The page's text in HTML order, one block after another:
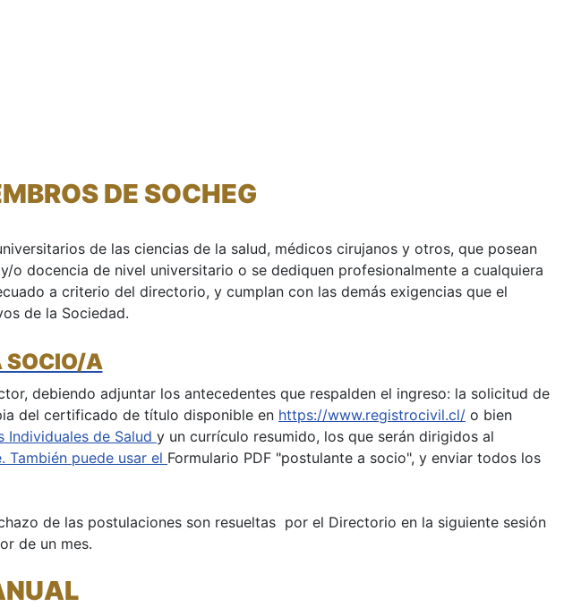
DE SOCHEG
de las ciencias de la salud, médicos cirujanos y otros, que posean
docencia de nivel universitario o se dediquen profesionalmente a cualquiera
a criterio del directorio, y cumplan con las demás exigencias que el
de la Sociedad.
SOCIO/A
debiendo adjuntar los antecedentes que respalden el ingreso: la solicitud de
del certificado de título disponible en https://www.registrocivil.cl/ o bien
Individuales de Salud y un currículo resumido, los que serán dirigidos al
También puede usar el Formulario PDF "postulante a socio", y enviar todos los
de las postulaciones son resueltas por el Directorio en la siguiente sesión
de un mes.